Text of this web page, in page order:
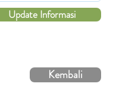
Update Informasi
Kembali